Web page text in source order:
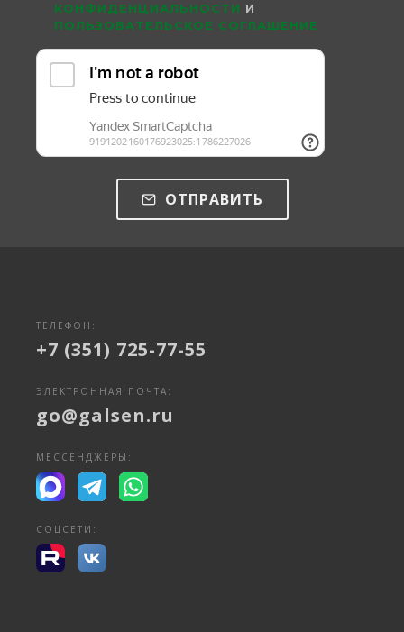
КОНФИДЕНЦИАЛЬНОСТИ И
ПОЛЬЗОВАТЕЛЬСКОЕ СОГЛАШЕНИЕ
ОТПРАВИТЬ
ТЕЛЕФОН:
+7 (351) 725-77-55
ЭЛЕКТРОННАЯ ПОЧТА:
go@galsen.ru
МЕССЕНДЖЕРЫ:
СОЦСЕТИ: